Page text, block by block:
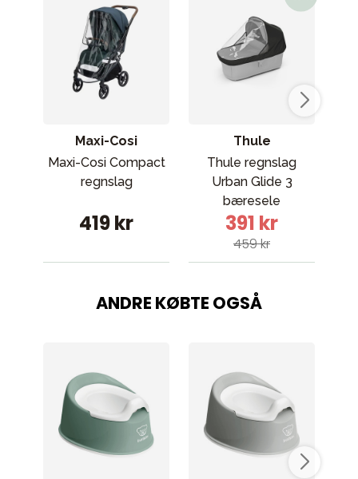
Maxi-Cosi
Maxi-Cosi Compact
regnslag
419 kr
Thule
Thule regnslag
Urban Glide 3
bæresele
391 kr
459 kr
ANDRE KØBTE OGSÅ